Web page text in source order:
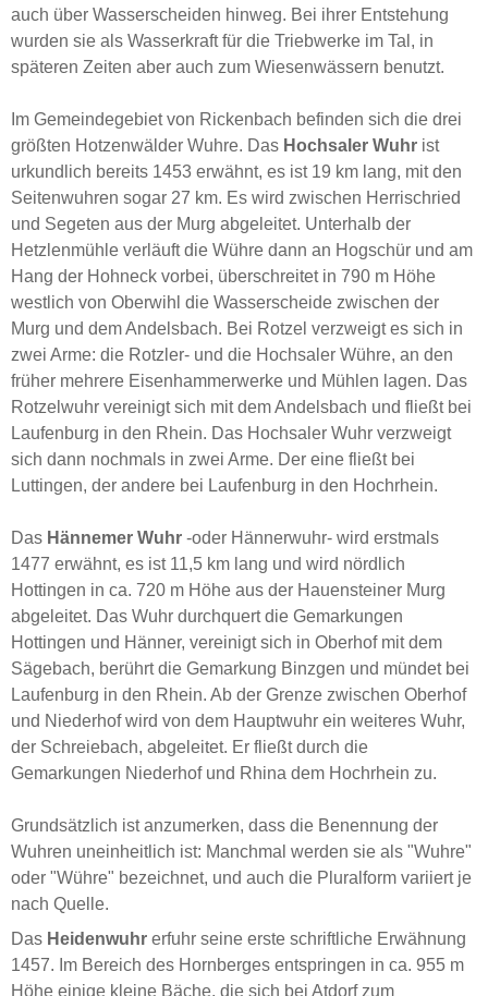
auch über Wasserscheiden hinweg. Bei ihrer Entstehung
wurden sie als Wasserkraft für die Triebwerke im Tal, in
späteren Zeiten aber auch zum Wiesenwässern benutzt.
Im Gemeindegebiet von Rickenbach befinden sich die drei
größten Hotzenwälder Wuhre. Das Hochsaler Wuhr ist
urkundlich bereits 1453 erwähnt, es ist 19 km lang, mit den
Seitenwuhren sogar 27 km. Es wird zwischen Herrischried
und Segeten aus der Murg abgeleitet. Unterhalb der
Hetzlenmühle verläuft die Wühre dann an Hogschür und am
Hang der Hohneck vorbei, überschreitet in 790 m Höhe
westlich von Oberwihl die Wasserscheide zwischen der
Murg und dem Andelsbach. Bei Rotzel verzweigt es sich in
zwei Arme: die Rotzler- und die Hochsaler Wühre, an den
früher mehrere Eisenhammerwerke und Mühlen lagen. Das
Rotzelwuhr vereinigt sich mit dem Andelsbach und fließt bei
Laufenburg in den Rhein. Das Hochsaler Wuhr verzweigt
sich dann nochmals in zwei Arme. Der eine fließt bei
Luttingen, der andere bei Laufenburg in den Hochrhein.
Das Hännemer Wuhr -oder Hännerwuhr- wird erstmals
1477 erwähnt, es ist 11,5 km lang und wird nördlich
Hottingen in ca. 720 m Höhe aus der Hauensteiner Murg
abgeleitet. Das Wuhr durchquert die Gemarkungen
Hottingen und Hänner, vereinigt sich in Oberhof mit dem
Sägebach, berührt die Gemarkung Binzgen und mündet bei
Laufenburg in den Rhein. Ab der Grenze zwischen Oberhof
und Niederhof wird von dem Hauptwuhr ein weiteres Wuhr,
der Schreiebach, abgeleitet. Er fließt durch die
Gemarkungen Niederhof und Rhina dem Hochrhein zu.
Grundsätzlich ist anzumerken, dass die Benennung der
Wuhren uneinheitlich ist: Manchmal werden sie als "Wuhre"
oder "Wühre" bezeichnet, und auch die Pluralform variiert je
nach Quelle.
Das Heidenwuhr erfuhr seine erste schriftliche Erwähnung
1457. Im Bereich des Hornberges entspringen in ca. 955 m
Höhe einige kleine Bäche, die sich bei Atdorf zum